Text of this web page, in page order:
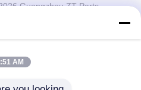
Guangzhou ZT Parts
AM